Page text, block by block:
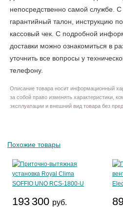
непосредственно самой службе.
гарантийный талон, инструкцию
кассовый чек. С подробной
доставки можно ознакомиться в
уточнить все вопросы у
телефону.
Описание товара носит информационный
за собой право изменять характеристики,
эксплуатации и внешний вид товара без
Похожие товары
193 300 руб.